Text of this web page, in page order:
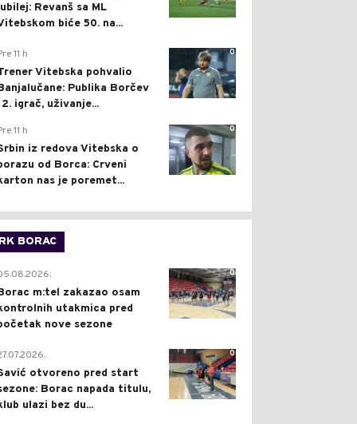
Revanš sa ML
biće 50. na...
0
11 h
Vitebska pohvalio
Publika Borčev
igrač, uživanje...
0
11 h
iz redova Vitebska o
od Borca: Crveni
nas je poremet...
RK BORAC
0
m:tel zakazao osam
utakmica pred
nove sezone
0
otvoreno pred start
Borac napada titulu,
ulazi bez du...